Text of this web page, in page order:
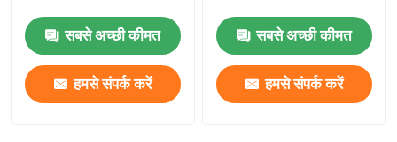
सबसे अच्छी कीमत
हमसे संपर्क करें
सबसे अच्छी कीमत
हमसे संपर्क करें